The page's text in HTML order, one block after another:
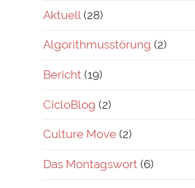
Aktuell (28)
Algorithmusstörung (2)
Bericht (19)
CicloBlog (2)
Culture Move (2)
Das Montagswort (6)